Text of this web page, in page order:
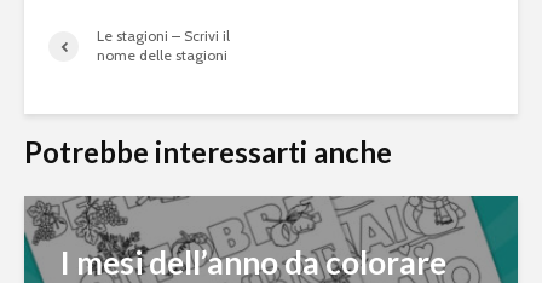
Le stagioni – Scrivi il
nome delle stagioni
Potrebbe interessarti anche
I mesi dell’anno da colorare